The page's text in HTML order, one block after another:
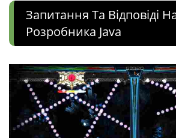
Запитання Та Відповіді
Розробника Java